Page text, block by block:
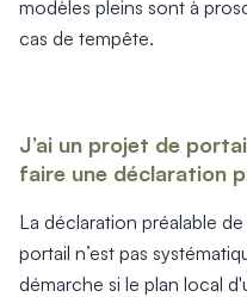
Produits > Clôtures >
Produits > Clôtures >
Produits > Garde-
Produits > Garde-
Produits > Garde-
Produits > Garde-corps
Produits > Garde-
modèles pleins sont à
cas de tempête.
J’ai un projet de
faire une déclaration
La déclaration préalable
portail n’est pas
démarche si le plan local